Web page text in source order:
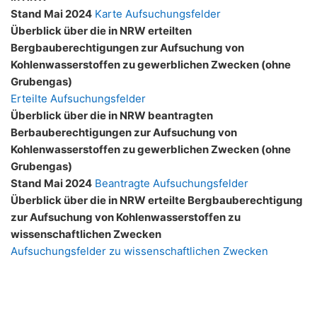
Stand Mai 2024 Karte Aufsuchungsfelder
Überblick über die in NRW erteilten
Bergbauberechtigungen zur Aufsuchung von
Kohlenwasserstoffen zu gewerblichen Zwecken (ohne
Grubengas)
Erteilte Aufsuchungsfelder
Überblick über die in NRW beantragten
Berbauberechtigungen zur Aufsuchung von
Kohlenwasserstoffen zu gewerblichen Zwecken (ohne
Grubengas)
Stand Mai 2024 Beantragte Aufsuchungsfelder
Überblick über die in NRW erteilte Bergbauberechtigung
zur Aufsuchung von Kohlenwasserstoffen zu
wissenschaftlichen Zwecken
Aufsuchungsfelder zu wissenschaftlichen Zwecken